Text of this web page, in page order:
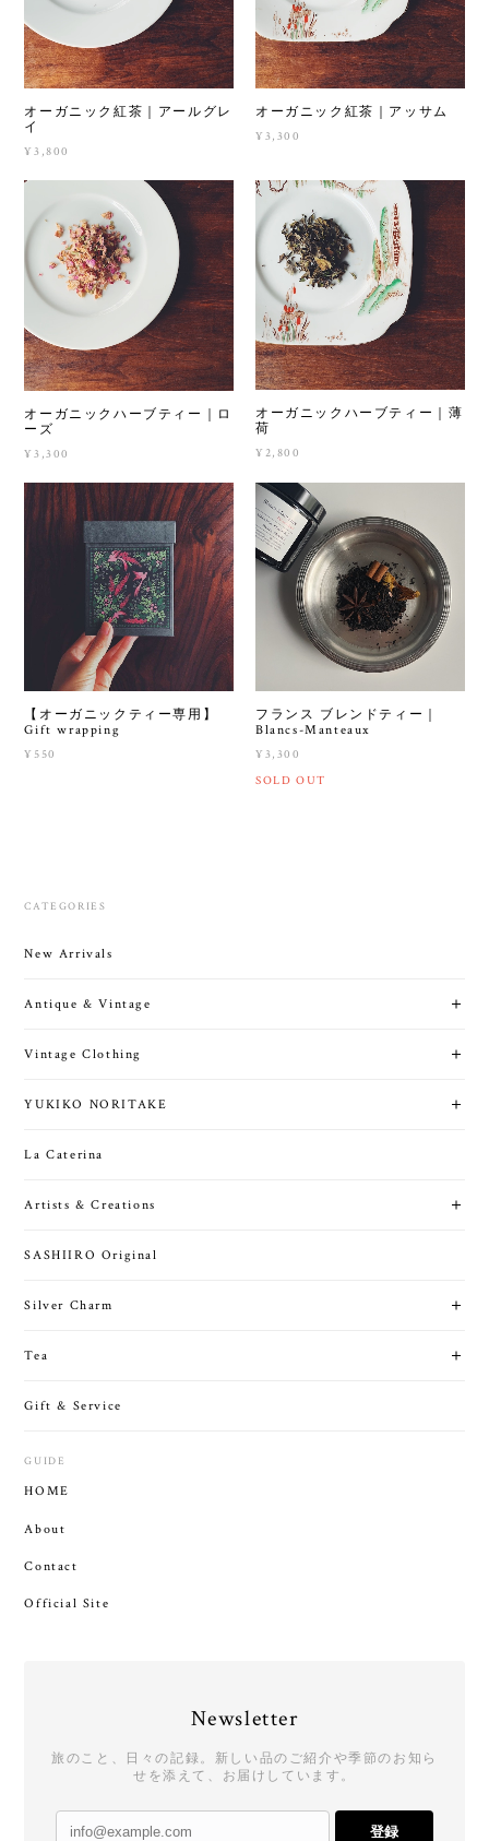
オーガニック紅茶｜アールグレ
イ
¥3,800
オーガニック紅茶｜アッサム
¥3,300
オーガニックハーブティー｜ロ
ーズ
¥3,300
オーガニックハーブティー｜薄
荷
¥2,800
【オーガニックティー専用】
Gift wrapping
¥550
フランス ブレンドティー｜
Blancs-Manteaux
¥3,300
SOLD OUT
CATEGORIES
New Arrivals
Antique & Vintage
Vintage Clothing
YUKIKO NORITAKE
La Caterina
Artists & Creations
SASHIIRO Original
Silver Charm
Tea
Gift & Service
GUIDE
HOME
About
Contact
Official Site
Newsletter
旅のこと、日々の記録。新しい品のご紹介や季節のお知ら
せを添えて、お届けしています。
登録